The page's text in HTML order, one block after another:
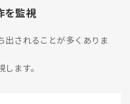
を監視
出されることが多くありま
ます。